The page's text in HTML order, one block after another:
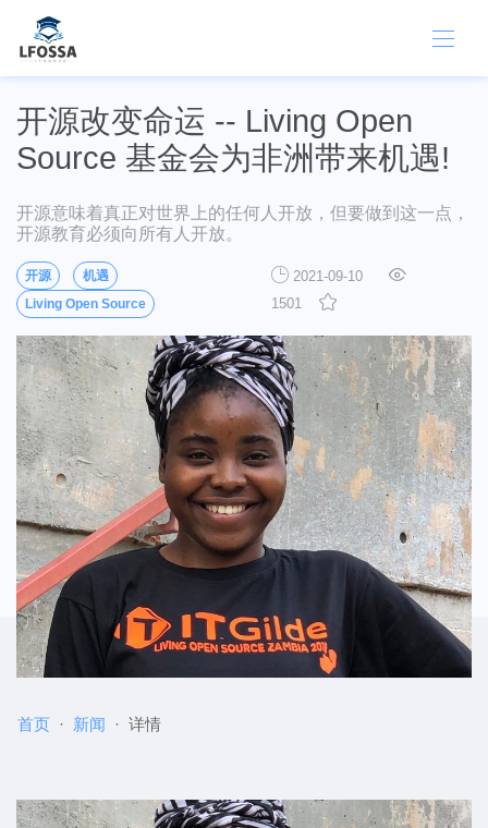
开源改变命运 -- Living Open
Source 基金会为非洲带来机遇!
开源意味着真正对世界上的任何人开放，但要做到这一点，
开源教育必须向所有人开放。
开源
机遇
Living Open Source
2021-09-10
1501
首页 新闻 详情